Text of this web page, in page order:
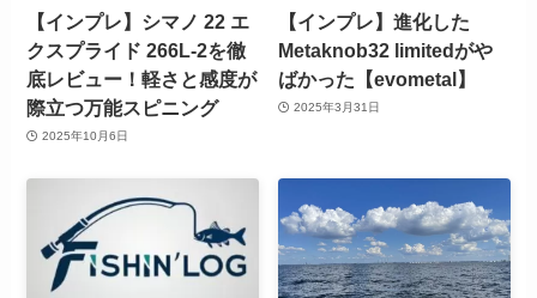
【インプレ】シマノ 22 エ
クスプライド 266L-2を徹
底レビュー！軽さと感度が
際立つ万能スピニング
2025年10月6日
【インプレ】進化した
Metaknob32 limitedがや
ばかった【evometal】
2025年3月31日